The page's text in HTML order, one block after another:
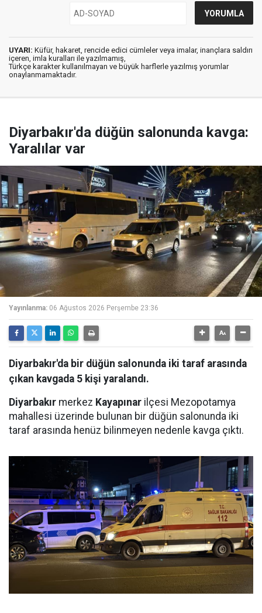
UYARI: Küfür, hakaret, rencide edici cümleler veya imalar, inançlara saldırı
içeren, imla kuralları ile yazılmamış,
Türkçe karakter kullanılmayan ve büyük harflerle yazılmış yorumlar
onaylanmamaktadır.
Diyarbakır'da düğün salonunda kavga:
Yaralılar var
Yayınlanma: 06 Ağustos 2026 Perşembe 23:36
Diyarbakır'da bir düğün salonunda iki taraf arasında
çıkan kavgada 5 kişi yaralandı.
Diyarbakır merkez Kayapınar ilçesi Mezopotamya
mahallesi üzerinde bulunan bir düğün salonunda iki
taraf arasında henüz bilinmeyen nedenle kavga çıktı.